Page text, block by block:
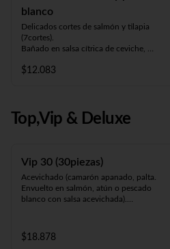
blanco
Delicados cortes de salmón y tilapia
(7cortes).
Bañado en salsa cítrica de ceviche,
$12.083
Top,Vip & Deluxe
Vip 30 (30piezas)
Acevichado (camarón apanado, palta.
Envuelto en salmón, atún o pescado
blanco con salsa acevichada).
queso o palta).
Panko Ebi (camarón ecuatoriano, queso,
$18.878